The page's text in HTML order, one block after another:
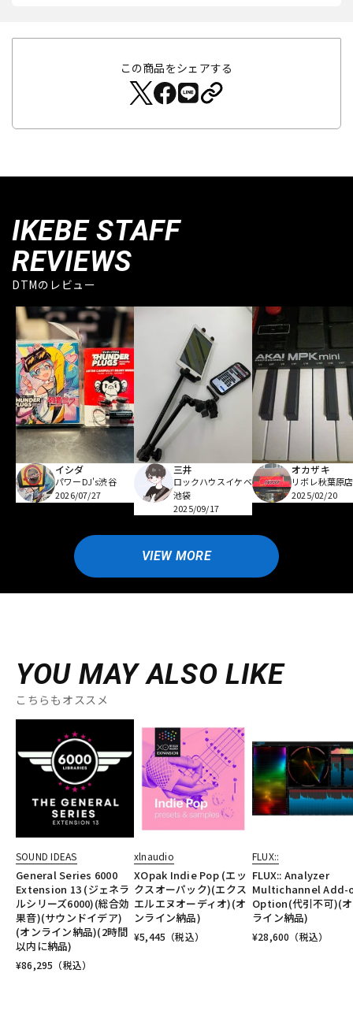
この商品をシェアする
IKEBE STAFF
REVIEWS
DTMのレビュー
イシダ
パワーDJ's渋谷
2026/07/27
三井
ロックハウスイケベ
池袋
2025/09/17
オカザキ
リボレ秋葉原店
2025/02/20
VIEW MORE
YOU MAY ALSO LIKE
こちらもオススメ
SOUND IDEAS
General Series 6000
Extension 13 (ジェネラ
ルシリーズ6000)(総合効
果音)(サウンドイデア)
(オンライン納品)(2時間
以内に納品)
¥86,295 （税込）
xlnaudio
XOpak Indie Pop (エッ
クスオーパック)(エクス
エルエヌオーディオ)(オ
ンライン納品)
¥5,445 （税込）
FLUX::
FLUX:: Analyzer
Multichannel Add-
Option(代引不可)(
ライン納品)
¥28,600 （税込）